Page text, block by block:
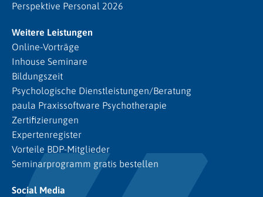
Perspektive Personal 2026
Weitere Leistungen
Online-Vorträge
Inhouse Seminare
Bildungszeit
Psychologische Dienstleistungen/Beratung
paula Praxissoftware Psychotherapie
Zertifizierungen
Expertenregister
Vorteile BDP-Mitglieder
Seminarprogramm gratis bestellen
Social Media